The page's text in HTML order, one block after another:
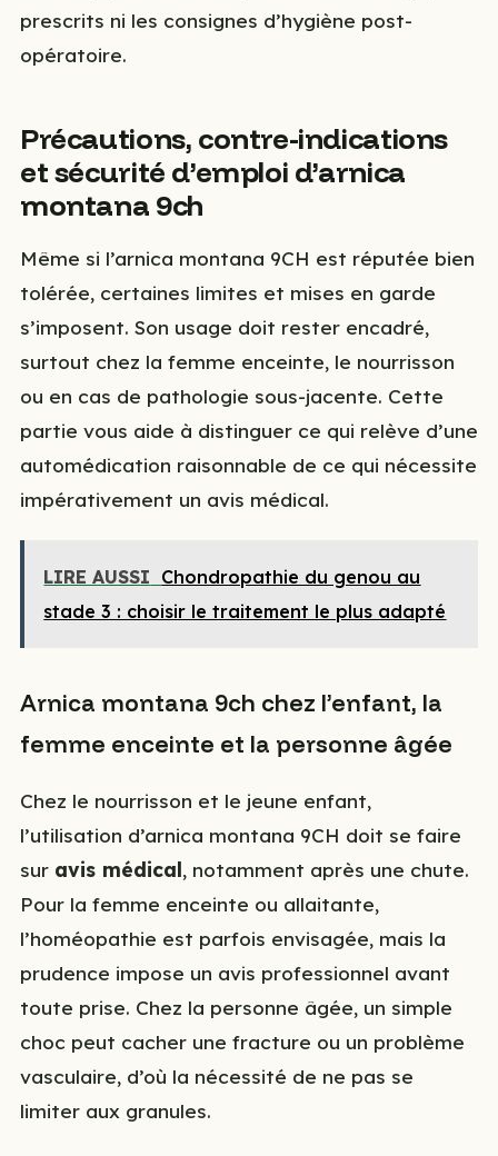
prescrits ni les consignes d’hygiène post-
opératoire.
Précautions, contre-indications
et sécurité d’emploi d’arnica
montana 9ch
Même si l’arnica montana 9CH est réputée bien
tolérée, certaines limites et mises en garde
s’imposent. Son usage doit rester encadré,
surtout chez la femme enceinte, le nourrisson
ou en cas de pathologie sous-jacente. Cette
partie vous aide à distinguer ce qui relève d’une
automédication raisonnable de ce qui nécessite
impérativement un avis médical.
LIRE AUSSI Chondropathie du genou au
stade 3 : choisir le traitement le plus adapté
Arnica montana 9ch chez l’enfant, la
femme enceinte et la personne âgée
Chez le nourrisson et le jeune enfant,
l’utilisation d’arnica montana 9CH doit se faire
sur avis médical , notamment après une chute.
Pour la femme enceinte ou allaitante,
l’homéopathie est parfois envisagée, mais la
prudence impose un avis professionnel avant
toute prise. Chez la personne âgée, un simple
choc peut cacher une fracture ou un problème
vasculaire, d’où la nécessité de ne pas se
limiter aux granules.